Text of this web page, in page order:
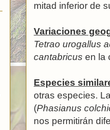
mitad inferior de
Variaciones
Tetrao urogallus
cantabricus en la
Especies
otras especies.
(Phasianus
nos permitirán